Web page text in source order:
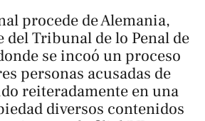
procede de Alemania,
del Tribunal de lo Penal de
se incoó un proceso
personas acusadas de
reiteradamente en una
diversos contenidos